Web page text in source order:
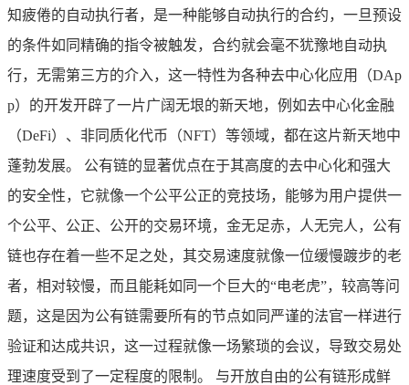
知疲倦的自动执行者，是一种能够自动执行的合约，一旦预设
的条件如同精确的指令被触发，合约就会毫不犹豫地自动执
行，无需第三方的介入，这一特性为各种去中心化应用（DAp
p）的开发开辟了一片广阔无垠的新天地，例如去中心化金融
（DeFi）、非同质化代币（NFT）等领域，都在这片新天地中
蓬勃发展。 公有链的显著优点在于其高度的去中心化和强大
的安全性，它就像一个公平公正的竞技场，能够为用户提供一
个公平、公正、公开的交易环境，金无足赤，人无完人，公有
链也存在着一些不足之处，其交易速度就像一位缓慢踱步的老
者，相对较慢，而且能耗如同一个巨大的“电老虎”，较高等问
题，这是因为公有链需要所有的节点如同严谨的法官一样进行
验证和达成共识，这一过程就像一场繁琐的会议，导致交易处
理速度受到了一定程度的限制。 与开放自由的公有链形成鲜